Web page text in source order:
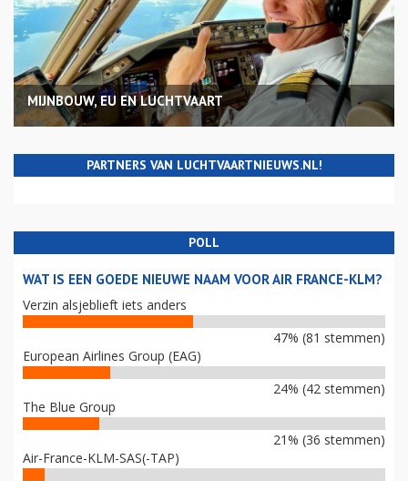
MIJNBOUW, EU EN LUCHTVAART
PARTNERS VAN LUCHTVAARTNIEUWS.NL!
POLL
WAT IS EEN GOEDE NIEUWE NAAM VOOR AIR FRANCE-KLM?
Verzin alsjeblieft iets anders
47% (81 stemmen)
European Airlines Group (EAG)
24% (42 stemmen)
The Blue Group
21% (36 stemmen)
Air-France-KLM-SAS(-TAP)